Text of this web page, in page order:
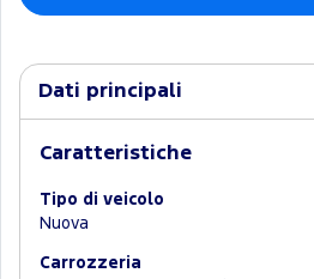
Dati principali
Caratteristiche
Tipo di veicolo
Nuova
Carrozzeria